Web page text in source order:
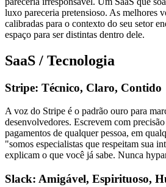
luxo pareceria pretensioso. As melhores
calibradas para o contexto do seu setor
espaço para ser distintas dentro dele.
SaaS / Tecnologia
Stripe: Técnico, Claro, Contido
A voz do Stripe é o padrão ouro para
desenvolvedores. Escrevem com
pagamentos de qualquer pessoa, em
"somos especialistas que respeitam sua
explicam o que você já sabe. Nunca
Slack: Amigável, Espirituoso,